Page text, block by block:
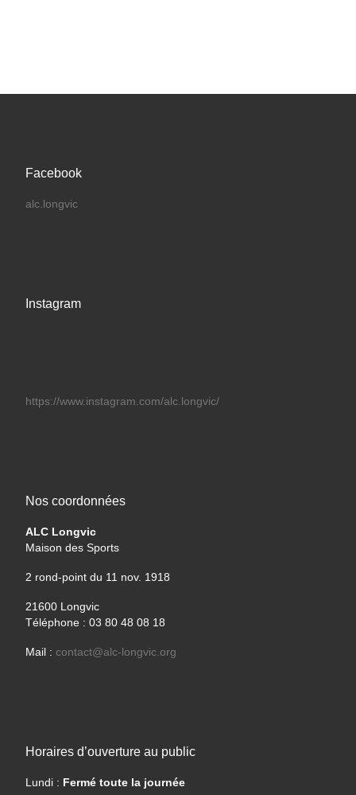
Facebook
alc.longvic
Instagram
https://www.instagram.com/alc.longvic/
Nos coordonnées
ALC Longvic
Maison des Sports
2 rond-point du 11 nov. 1918
21600 Longvic
Téléphone : 03 80 48 08 18
Mail : contact@alc-longvic.org
Horaires d’ouverture au public
Lundi : Fermé toute la journée